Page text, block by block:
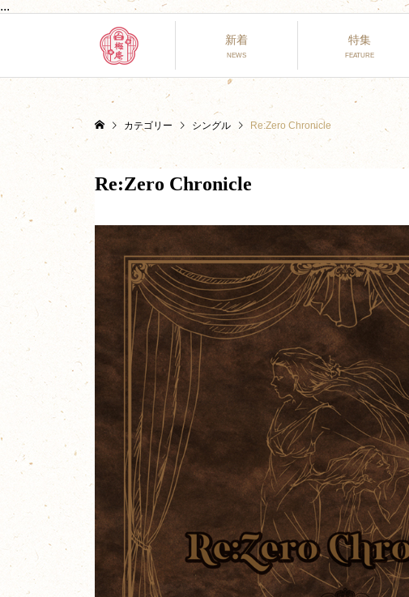
...
新着 特集
カテゴリー シングル Re:Zero Chronicle
Re:Zero Chronicle